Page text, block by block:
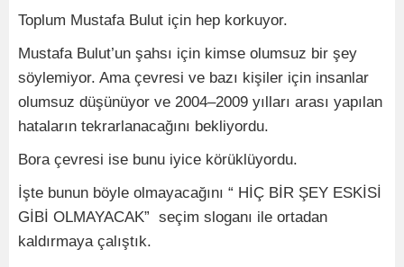
Toplum Mustafa Bulut için hep korkuyor.
Mustafa Bulut’un şahsı için kimse olumsuz bir şey
söylemiyor. Ama çevresi ve bazı kişiler için insanlar
olumsuz düşünüyor ve 2004–2009 yılları arası yapılan
hataların tekrarlanacağını bekliyordu.
Bora çevresi ise bunu iyice körüklüyordu.
İşte bunun böyle olmayacağını “ HİÇ BİR ŞEY ESKİSİ
GİBİ OLMAYACAK” seçim sloganı ile ortadan
kaldırmaya çalıştık.